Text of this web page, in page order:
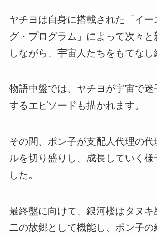
ヤチヨは自身に搭載された「イー
グ・プログラム」によって次々と
しながら、宇宙人たちをもてなし
物語中盤では、ヤチヨが宇宙で迷
するエピソードも描かれます。
その間、ポン子が支配人代理の代
ルを切り盛りし、成長していく
した。
最終盤に向けて、銀河楼はタヌキ
二の故郷として機能し、ポン子の